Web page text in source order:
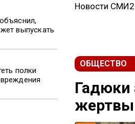
выпускать
полки
Новости СМИ2
ОБЩЕСТВО
Гадюки
жертвы